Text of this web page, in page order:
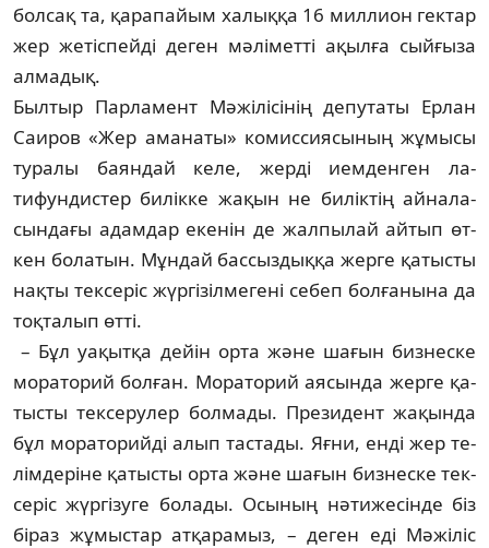
болсақ та, қарапайым ха­лыққа 16 миллион гектар
жер жетіспейді деген мә­ліметті ақылға сыйғыза
алмадық.
Былтыр Парламент Мәжілісінің депутаты Ерлан
Саиров «Жер аманаты» комиссиясының жұ­мысы
туралы баяндай келе, жерді иемденген ла­
тифундистер билікке жақын не биліктің айна­ла­
сындағы адамдар екенін де жалпылай айтып өт­
кен болатын. Мұндай бассыздыққа жерге қатыс­ты
нақты тексеріс жүргізілмегені себеп болғанына да
тоқталып өтті.
– Бұл уақытқа дейін орта және шағын бизнеске
мора­торий болған. Мораторий аясында жерге қа­
тыс­ты тексерулер болмады. Президент жақында
бұл мораторийді алып тастады. Яғни, енді жер те­
лім­деріне қатысты орта және шағын бизнеске тек­
серіс жүргізуге болады. Осының нәтижесінде біз
біраз жұмыстар атқарамыз, – деген еді Мәжіліс